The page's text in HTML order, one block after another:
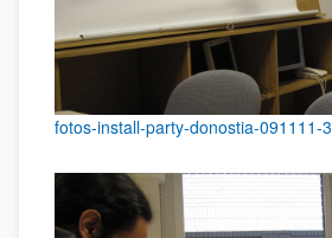
fotos-install-party-donostia-091111-3